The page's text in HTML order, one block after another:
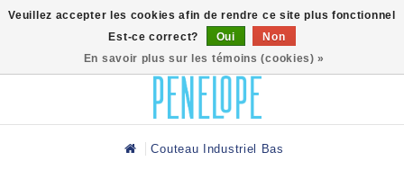
Couteau Industriel Bas
Veuillez accepter les cookies afin de rendre ce site plus fonctionnel
Est-ce correct?
Oui
Non
En savoir plus sur les témoins (cookies) »